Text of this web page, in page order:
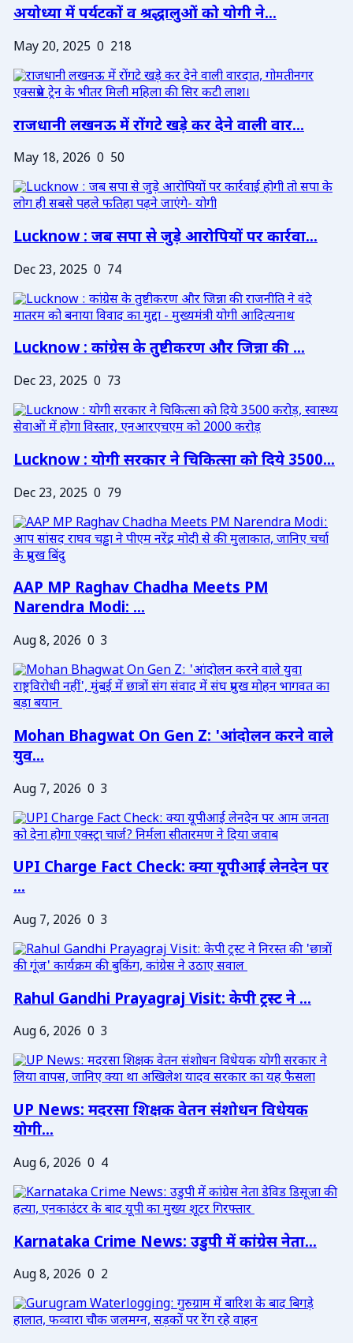
अयोध्या में पर्यटकों व श्रद्धालुओं को योगी ने...
May 20, 2025 0 218
राजधानी लखनऊ में रोंगटे खड़े कर देने वाली वार...
May 18, 2026 0 50
Lucknow : जब सपा से जुड़े आरोपियों पर कार्रवा...
Dec 23, 2025 0 74
Lucknow : कांग्रेस के तुष्टीकरण और जिन्ना की ...
Dec 23, 2025 0 73
Lucknow : योगी सरकार ने चिकित्सा को दिये 3500...
Dec 23, 2025 0 79
AAP MP Raghav Chadha Meets PM
Narendra Modi: ...
Aug 8, 2026 0 3
Mohan Bhagwat On Gen Z: 'आंदोलन करने वाले
युव...
Aug 7, 2026 0 3
UPI Charge Fact Check: क्या यूपीआई लेनदेन पर
...
Aug 7, 2026 0 3
Rahul Gandhi Prayagraj Visit: केपी ट्रस्ट ने ...
Aug 6, 2026 0 3
UP News: मदरसा शिक्षक वेतन संशोधन विधेयक
योगी...
Aug 6, 2026 0 4
Karnataka Crime News: उडुपी में कांग्रेस नेता...
Aug 8, 2026 0 2